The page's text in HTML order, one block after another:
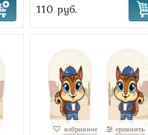
110 руб.
избранное сравнить